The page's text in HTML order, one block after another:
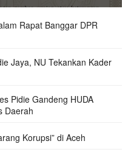
Rapat Banggar DPR
Jaya, NU Tekankan Kader
Pidie Gandeng HUDA
Daerah
Korupsi” di Aceh